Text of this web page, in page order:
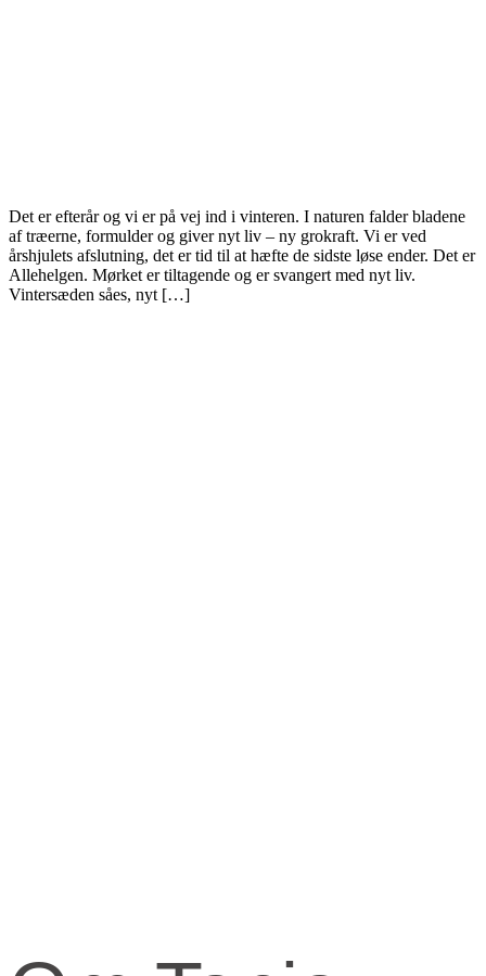
Det er efterår og vi er på vej ind i vinteren. I naturen falder bladene
af træerne, formulder og giver nyt liv – ny grokraft. Vi er ved
årshjulets afslutning, det er tid til at hæfte de sidste løse ender. Det er
Allehelgen. Mørket er tiltagende og er svangert med nyt liv.
Vintersæden såes, nyt […]